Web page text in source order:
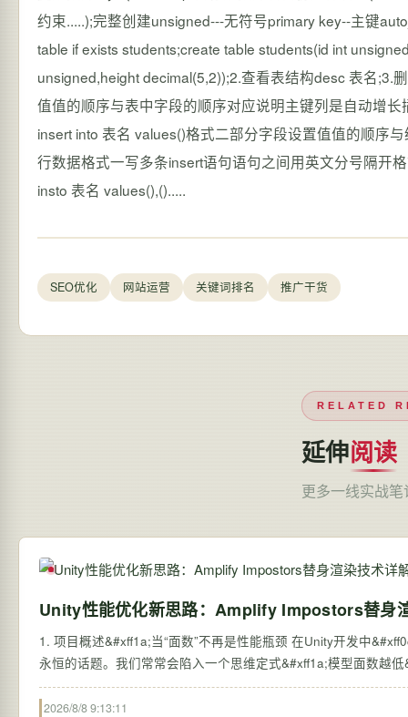
约束.....);完整创建unsigned---无符号primary key--主键
table if exists students;create table students(id int
unsigned,height decimal(5,2));2.查看表结构desc 表名;3.
值值的顺序与表中字段的顺序对应说明主键列是自动增
insert into 表名 values()格式二部分字段设置值值的顺序
行数据格式一写多条insert语句语句之间用英文分号隔开
insto 表名 values(),().....
SEO优化 网站运营 关键词排名 推广干货
RELATED
延伸阅读
更多一线实战
Unity性能优化新思路：Amplify Impostors替身
1. 项目概述&#xff1a;当“面数”不再是性能瓶颈 在Unity开发中
永恒的话题。我们常常会陷入一个思维定式&#xff1a;模型面数越
2026/8/8 9:13:11